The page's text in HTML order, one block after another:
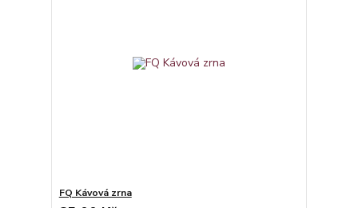
FQ Kávová zrna